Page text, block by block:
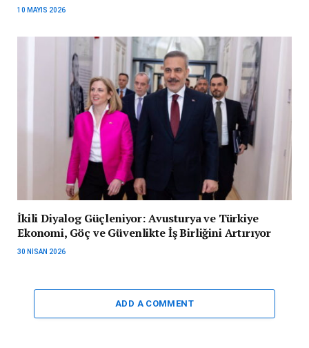
10 MAYIS 2026
İkili Diyalog Güçleniyor: Avusturya ve Türkiye
Ekonomi, Göç ve Güvenlikte İş Birliğini Artırıyor
30 NISAN 2026
ADD A COMMENT